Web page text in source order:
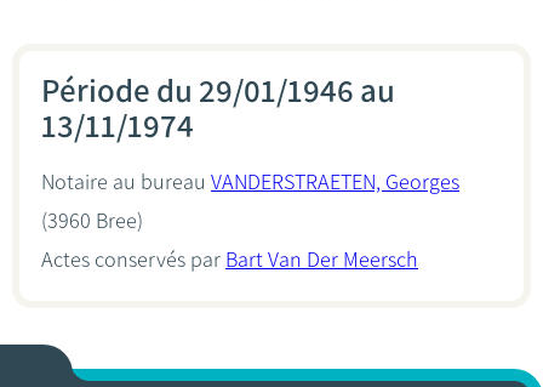
Période du 29/01/1946 au
13/11/1974
Notaire au bureau VANDERSTRAETEN, Georges
(3960 Bree)
Actes conservés par Bart Van Der Meersch